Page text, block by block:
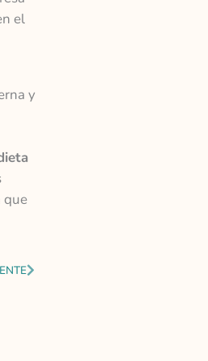
el
y
que
Siguiente